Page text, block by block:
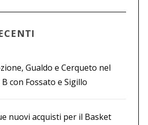
Gualdo e Cerqueto nel
con Fossato e Sigillo
nuovi acquisti per il Basket